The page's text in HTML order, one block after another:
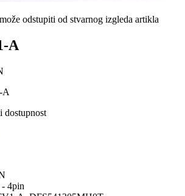
odstupiti od stvarnog izgleda artikla
A
A
dostupnost
4pin